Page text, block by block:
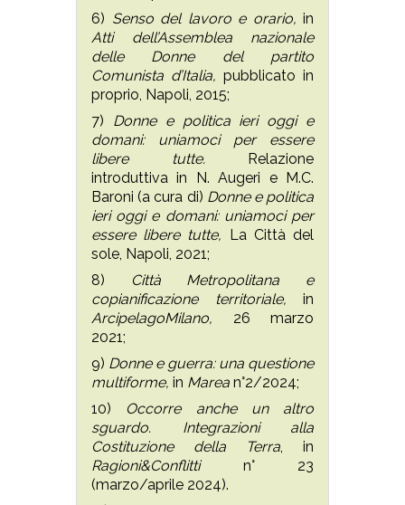
6) Senso del lavoro e orario, in
Atti dell’Assemblea nazionale
delle Donne del partito
Comunista d’Italia, pubblicato in
proprio, Napoli, 2015;
7) Donne e politica ieri oggi e
domani: uniamoci per essere
libere tutte.Relazione
introduttiva in N. Augeri e M.C.
Baroni (a cura di) Donne e politica
ieri oggi e domani: uniamoci per
essere libere tutte, La Città del
sole, Napoli, 2021;
8)
Città Metropolitana e
copianificazione territoriale, in
ArcipelagoMilano, 26 marzo
2021;
9) Donne e guerra: una questione
multiforme, in Marea n°2/2024;
10) Occorre anche un altro
sguardo. Integrazioni alla
Costituzione della Terra, in
Ragioni&Conflitti n° 23
(marzo/aprile 2024).